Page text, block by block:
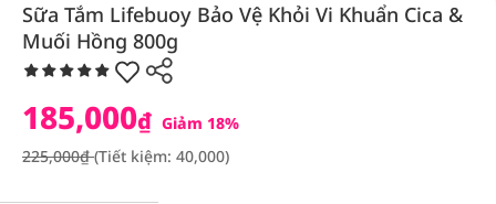
Sữa Tắm Lifebuoy Bảo Vệ Khỏi Vi Khuẩn Cica &
Muối Hồng 800g
185,000₫ Giảm 18%
225,000₫(Tiết kiệm: 40,000)